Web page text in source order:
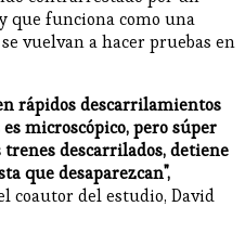
que funciona como una
vuelvan a hacer pruebas en
rápidos descarrilamientos
microscópico, pero súper
descarrilados, detiene
que desaparezcan",
coautor del estudio, David